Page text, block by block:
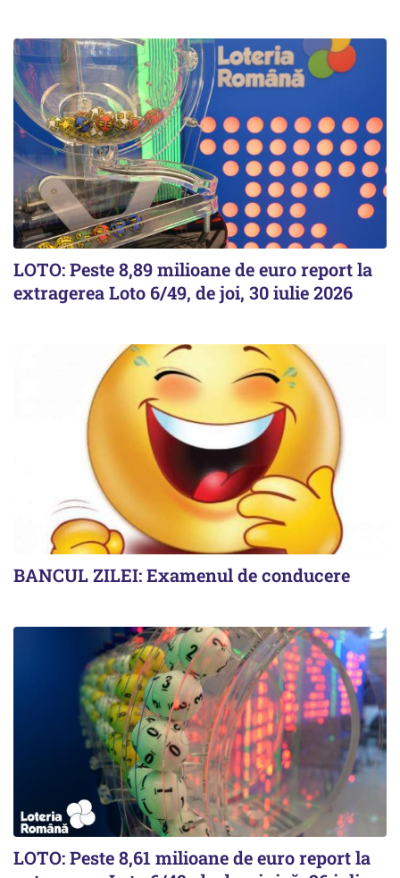
LOTO: Peste 8,89 milioane de euro report la
extragerea Loto 6/49, de joi, 30 iulie 2026
BANCUL ZILEI: Examenul de conducere
LOTO: Peste 8,61 milioane de euro report la